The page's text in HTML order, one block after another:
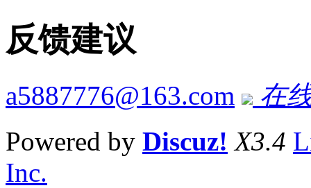
反馈建议
a5887776@163.com
在
Powered by Discuz! X3.4
Inc.